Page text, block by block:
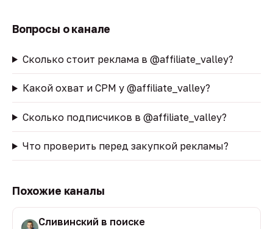
Вопросы о канале
Сколько стоит реклама в @affiliate_valley?
Какой охват и CPM у @affiliate_valley?
Сколько подписчиков в @affiliate_valley?
Что проверить перед закупкой рекламы?
Похожие каналы
Сливинский в поиске